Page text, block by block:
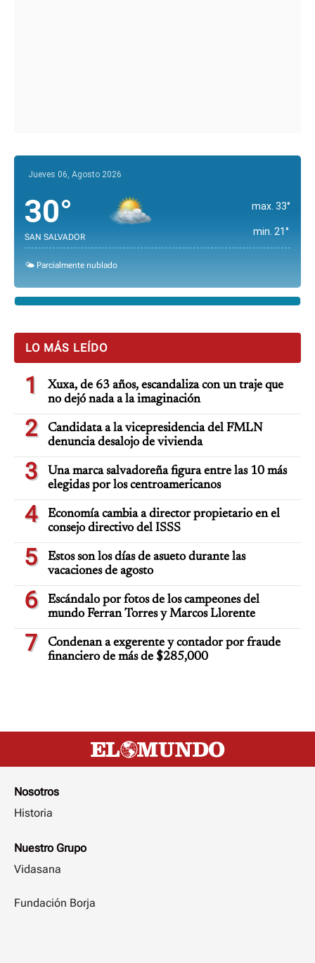
Jueves 06, Agosto 2026
30°
SAN SALVADOR
max. 33°
min. 21°
🌤️ Parcialmente nublado
LO MÁS LEÍDO
1
Xuxa, de 63 años, escandaliza con un traje que
no dejó nada a la imaginación
2
Candidata a la vicepresidencia del FMLN
denuncia desalojo de vivienda
3
Una marca salvadoreña figura entre las 10 más
elegidas por los centroamericanos
4
Economía cambia a director propietario en el
consejo directivo del ISSS
5
Estos son los días de asueto durante las
vacaciones de agosto
6
Escándalo por fotos de los campeones del
mundo Ferran Torres y Marcos Llorente
7
Condenan a exgerente y contador por fraude
financiero de más de $285,000
Nosotros
Historia
Nuestro Grupo
Vidasana
Fundación Borja